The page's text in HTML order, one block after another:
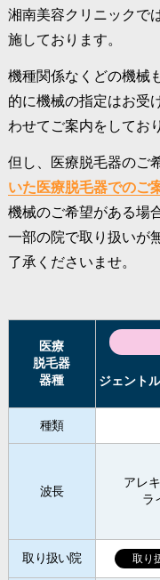
湘南美容クリニックで
施しております。
機種関係なくどの機械
的に機械の指定はお受
わせてご案内をしてお
但し、医療脱毛器のご
いた医療脱毛器でのご
機械のご希望がある場
一部の院で取り扱いが
了承くださいませ。
医療
脱毛器
器種
ジェント
種類
波長
アレ
ラ
取り扱い院 取り